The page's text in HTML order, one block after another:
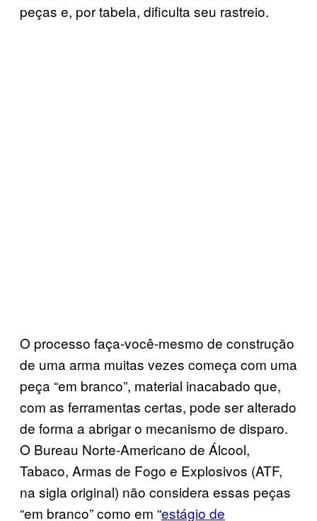
peças e, por tabela, dificulta seu rastreio.
O processo faça-você-mesmo de construção
de uma arma muitas vezes começa com uma
peça “em branco”, material inacabado que,
com as ferramentas certas, pode ser alterado
de forma a abrigar o mecanismo de disparo.
O Bureau Norte-Americano de Álcool,
Tabaco, Armas de Fogo e Explosivos (ATF,
na sigla original) não considera essas peças
“em branco” como em “estágio de